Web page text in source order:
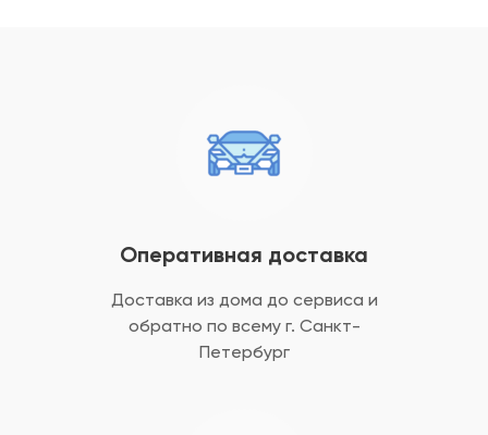
Оперативная доставка
Доставка из дома до сервиса и
обратно по всему г. Санкт-
Петербург